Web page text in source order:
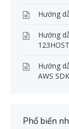
Hướng
Hướng
Hướng
AWS
Phổ biến